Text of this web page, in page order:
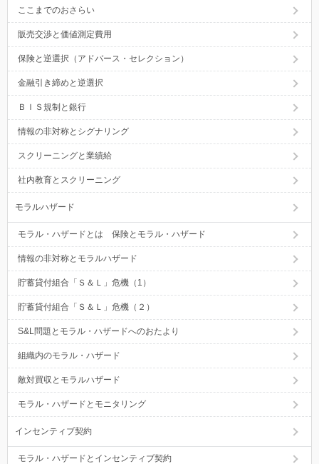
ここまでのおさらい
販売交渉と価値測定費用
保険と逆選択（アドバース・セレクション）
金融引き締めと逆選択
ＢＩＳ規制と銀行
情報の非対称とシグナリング
スクリーニングと業績給
社内教育とスクリーニング
モラルハザード
モラル・ハザードとは 保険とモラル・ハザード
情報の非対称とモラルハザード
貯蓄貸付組合「Ｓ＆Ｌ」危機（1）
貯蓄貸付組合「Ｓ＆Ｌ」危機（２）
S&L問題とモラル・ハザードへのおたより
組織内のモラル・ハザード
敵対買収とモラルハザード
モラル・ハザードとモニタリング
インセンティブ契約
モラル・ハザードとインセンティブ契約